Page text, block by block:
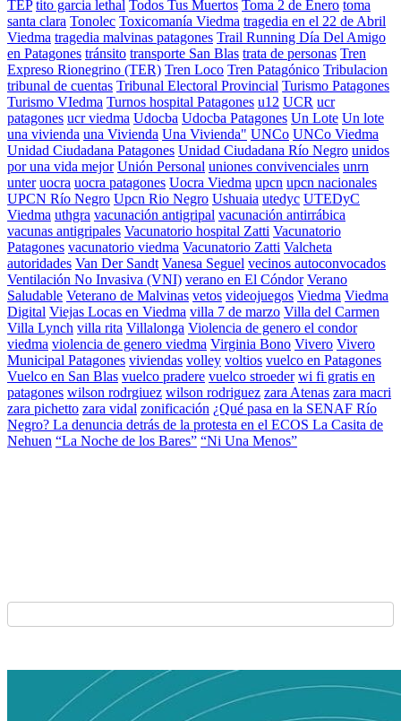
TEP tito garcia lethal Todos Tus Muertos Toma 2 de Enero toma
santa clara Tonolec Toxicomanía Viedma tragedia en el 22 de Abril
Viedma tragedia malvinas patagones Trail Running Día Del Amigo
en Patagones tránsito transporte San Blas trata de personas Tren
Expreso Rionegrino (TER) Tren Loco Tren Patagónico Tribulacion
tribunal de cuentas Tribunal Electoral Provincial Turismo Patagones
Turismo VIedma Turnos hospital Patagones u12 UCR ucr
patagones ucr viedma Udocba Udocba Patagones Un Lote Un lote
una vivienda una Vivienda Una Vivienda" UNCo UNCo Viedma
Unidad Ciudadana Patagones Unidad Ciudadana Río Negro unidos
por una vida mejor Unión Personal uniones convivenciales unrn
unter uocra uocra patagones Uocra Viedma upcn upcn nacionales
UPCN Río Negro Upcn Rio Negro Ushuaia utedyc UTEDyC
Viedma uthgra vacunación antigripal vacunación antirrábica
vacunas antigripales Vacunatorio hospital Zatti Vacunatorio
Patagones vacunatorio viedma Vacunatorio Zatti Valcheta
autoridades Van Der Sandt Vanesa Seguel vecinos autoconvocados
Ventilación No Invasiva (VNI) verano en El Cóndor Verano
Saludable Veterano de Malvinas vetos videojuegos Viedma Viedma
Digital Viejas Locas en Viedma villa 7 de marzo Villa del Carmen
Villa Lynch villa rita Villalonga Violencia de genero el condor
viedma violencia de genero viedma Virginia Bono Vivero Vivero
Municipal Patagones viviendas volley voltios vuelco en Patagones
Vuelco en San Blas vuelco pradere vuelco stroeder wi fi gratis en
patagones wilson rodrgiuez wilson rodriguez zara Atenas zara macri
zara pichetto zara vidal zonificación ¿Qué pasa en la SENAF Río
Negro? La denuncia detrás de la protesta en el ECOS La Casita de
Nehuen “La Noche de los Bares” “Ni Una Menos”